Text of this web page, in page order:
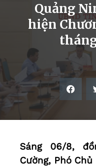
Quảng
hiện
Sáng 06/8,
Cường, Phó